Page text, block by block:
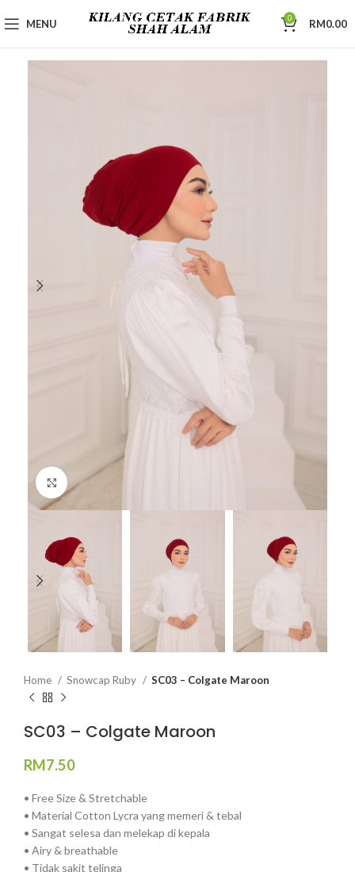
MENU 0 RM0.00
Click to enlarge
Home Snowcap Ruby SC03 – Colgate Maroon
SC03 – Colgate Maroon
RM7.50
• Free Size & Stretchable
• Material Cotton Lycra yang memeri & tebal
• Sangat selesa dan melekap di kepala
• Airy & breathable
• Tidak sakit telinga